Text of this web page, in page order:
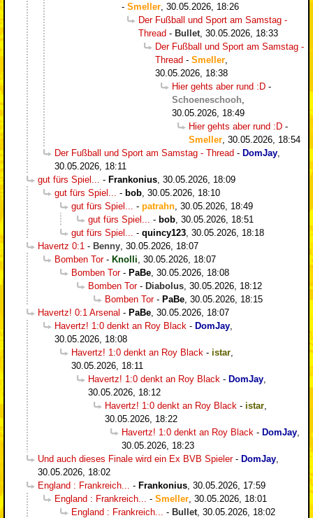
- Smeller 30.05.2026, 18:26
Der Fußball und Sport am Samstag -
Thread - Bullet 30.05.2026, 18:33
Der Fußball und Sport am Samstag -
Thread - Smeller
30.05.2026, 18:38
Hier gehts aber rund :D -
Schoeneschooh
30.05.2026, 18:49
Hier gehts aber rund :D -
Smeller 30.05.2026, 18:54
Der Fußball und Sport am Samstag - Thread - DomJay
30.05.2026, 18:11
gut fürs Spiel...
- Frankonius 30.05.2026, 18:09
gut fürs Spiel...
- bob 30.05.2026, 18:10
gut fürs Spiel...
- patrahn 30.05.2026, 18:49
gut fürs Spiel...
- bob 30.05.2026, 18:51
gut fürs Spiel...
- quincy123 30.05.2026, 18:18
Havertz 0:1 - Benny 30.05.2026, 18:07
Bomben Tor- Knolli 30.05.2026, 18:07
Bomben Tor- PaBe 30.05.2026, 18:08
Bomben Tor- Diabolus 30.05.2026, 18:12
Bomben Tor- PaBe 30.05.2026, 18:15
Havertz! 0:1 Arsenal - PaBe 30.05.2026, 18:07
Havertz! 1:0 denkt an Roy Black - DomJay
30.05.2026, 18:08
Havertz! 1:0 denkt an Roy Black - istar
30.05.2026, 18:11
Havertz! 1:0 denkt an Roy Black - DomJay
30.05.2026, 18:12
Havertz! 1:0 denkt an Roy Black - istar
30.05.2026, 18:22
Havertz! 1:0 denkt an Roy Black - DomJay
30.05.2026, 18:23
Und auch dieses Finale wird ein Ex BVB Spieler- DomJay
30.05.2026, 18:02
England : Frankreich...
- Frankonius 30.05.2026, 17:59
England : Frankreich...
- Smeller 30.05.2026, 18:01
England : Frankreich...
- Bullet 30.05.2026, 18:02